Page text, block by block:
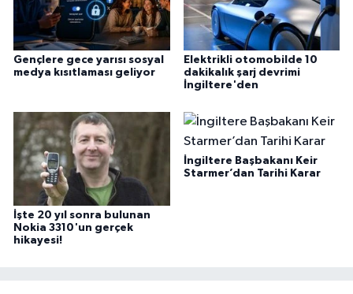
Gençlere gece yarısı sosyal
medya kısıtlaması geliyor
Elektrikli otomobilde 10
dakikalık şarj devrimi
İngiltere'den
İşte 20 yıl sonra bulunan
Nokia 3310'un gerçek
hikayesi!
İngiltere Başbakanı Keir
Starmer’dan Tarihi Karar